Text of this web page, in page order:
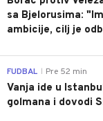
sa Bjelorusima:
ambicije, cilj je
FUDBAL Pre 52 min
Vanja ide u
golmana i dovodi